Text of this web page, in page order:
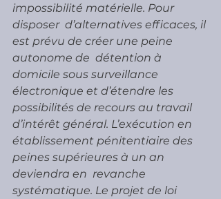
impossibilité matérielle. Pour
disposer  d’alternatives efficaces, il
est prévu de créer une peine
autonome de  détention à
domicile sous surveillance
électronique et d’étendre les
possibilités de recours au travail
d’intérêt général. L’exécution en
établissement pénitentiaire des
peines supérieures à un an
deviendra en  revanche
systématique. Le projet de loi